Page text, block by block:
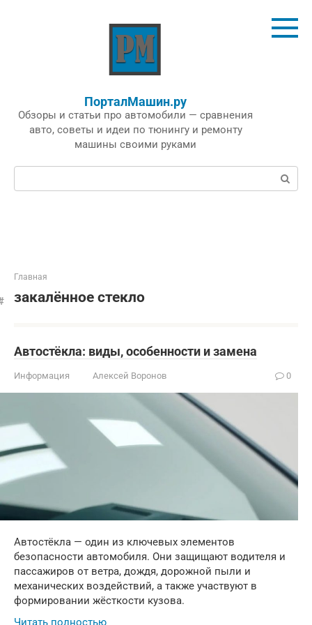
ПорталМашин.ру
Обзоры и статьи про автомобили — сравнения
авто, советы и идеи по тюнингу и ремонту
машины своими руками
Поиск:
Главная
закалённое стекло
Автостёкла: виды, особенности и замена
Информация Алексей Воронов 0
Автостёкла — один из ключевых элементов
безопасности автомобиля. Они защищают водителя и
пассажиров от ветра, дождя, дорожной пыли и
механических воздействий, а также участвуют в
формировании жёсткости кузова.